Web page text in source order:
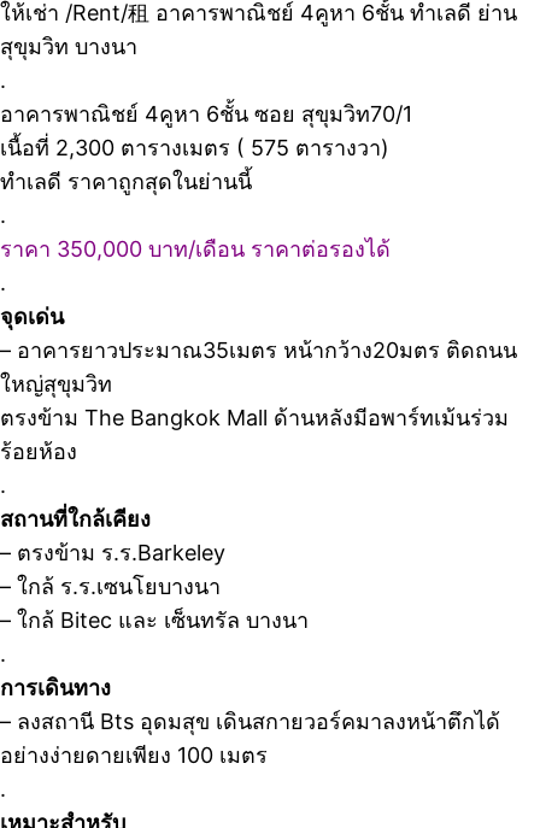
ให้เช่า /Rent/租 อาคารพาณิชย์ 4คูหา 6ชั้น ทำเลดี ย่าน
สุขุมวิท บางนา
.
อาคารพาณิชย์ 4คูหา 6ชั้น ซอย สุขุมวิท70/1
เนื้อที่ 2,300 ตารางเมตร ( 575 ตารางวา)
ทำเลดี ราคาถูกสุดในย่านนี้
.
ราคา 350,000 บาท/เดือน ราคาต่อรองได้
.
จุดเด่น
– อาคารยาวประมาณ35เมตร หน้ากว้าง20มตร ติดถนน
ใหญ่สุขุมวิท
ตรงข้าม The Bangkok Mall ด้านหลังมีอพาร์ทเม้นร่วม
ร้อยห้อง
.
สถานที่ใกล้เคียง
– ตรงข้าม ร.ร.Barkeley
– ใกล้ ร.ร.เซนโยบางนา
– ใกล้ Bitec และ เซ็นทรัล บางนา
.
การเดินทาง
– ลงสถานี Bts อุดมสุข เดินสกายวอร์คมาลงหน้าตึกได้
อย่างง่ายดายเพียง 100 เมตร
.
เหมาะสำหรับ